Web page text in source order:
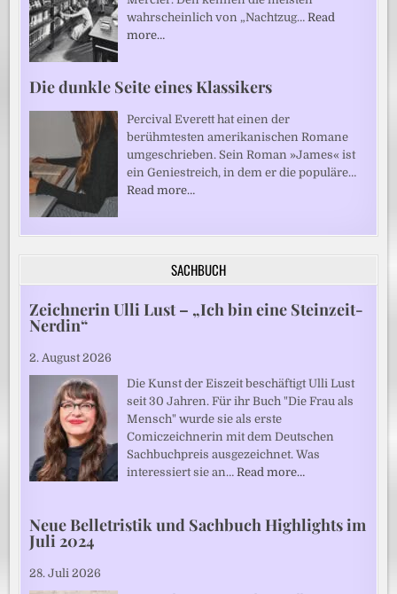
wahrscheinlich von „Nachtzug…Read
more…
Die dunkle Seite eines Klassikers
Percival Everett hat einen der
berühmtesten amerikanischen Romane
umgeschrieben. Sein Roman »James« ist
ein Geniestreich, in dem er die populäre…
Read more…
SACHBUCH
Zeichnerin Ulli Lust – „Ich bin eine Steinzeit-
Nerdin“
2. August 2026
Die Kunst der Eiszeit beschäftigt Ulli Lust
seit 30 Jahren. Für ihr Buch "Die Frau als
Mensch" wurde sie als erste
Comiczeichnerin mit dem Deutschen
Sachbuchpreis ausgezeichnet. Was
interessiert sie an…Read more…
Neue Belletristik und Sachbuch Highlights im
Juli 2024
28. Juli 2026